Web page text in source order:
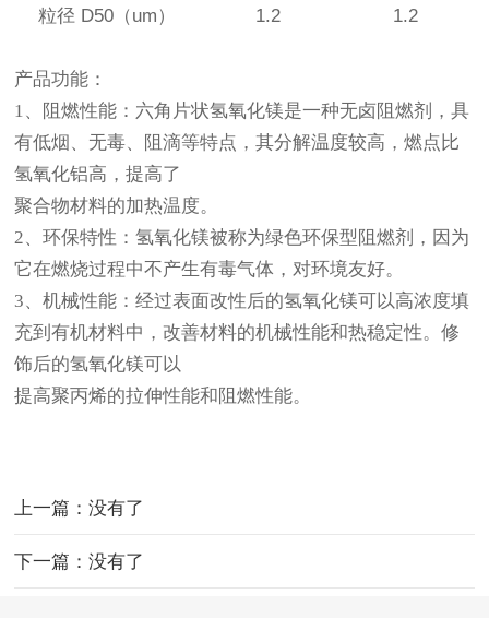
粒径 D50（um） 1.2 1.2
产品功能：
1、阻燃性能：六角片状氢氧化镁是一种无卤阻燃剂，具
有低烟、无毒、阻滴等特点，其分解温度较高，燃点比
氢氧化铝高，提高了
聚合物材料的加热温度。
2、环保特性：氢氧化镁被称为绿色环保型阻燃剂，因为
它在燃烧过程中不产生有毒气体，对环境友好。
3、机械性能：经过表面改性后的氢氧化镁可以高浓度填
充到有机材料中，改善材料的机械性能和热稳定性。修
饰后的氢氧化镁可以
提高聚丙烯的拉伸性能和阻燃性能。
上一篇：没有了
下一篇：没有了